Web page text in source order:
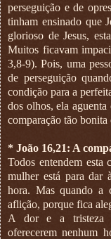
perseguição e de
tinham ensinado que
glorioso de Jesus,
Muitos ficavam
3,8-9). Pois, uma
de perseguição
condição para a
dos olhos, ela
comparação tão bonita
* João 16,21: A
Todos entendem esta
mulher está para dar
hora. Mas quando a
aflição, porque fica
A dor e a tristeza
oferecerem nenhum